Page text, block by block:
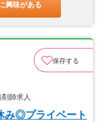
興味がある
保存する
師求人
み◎プライベート